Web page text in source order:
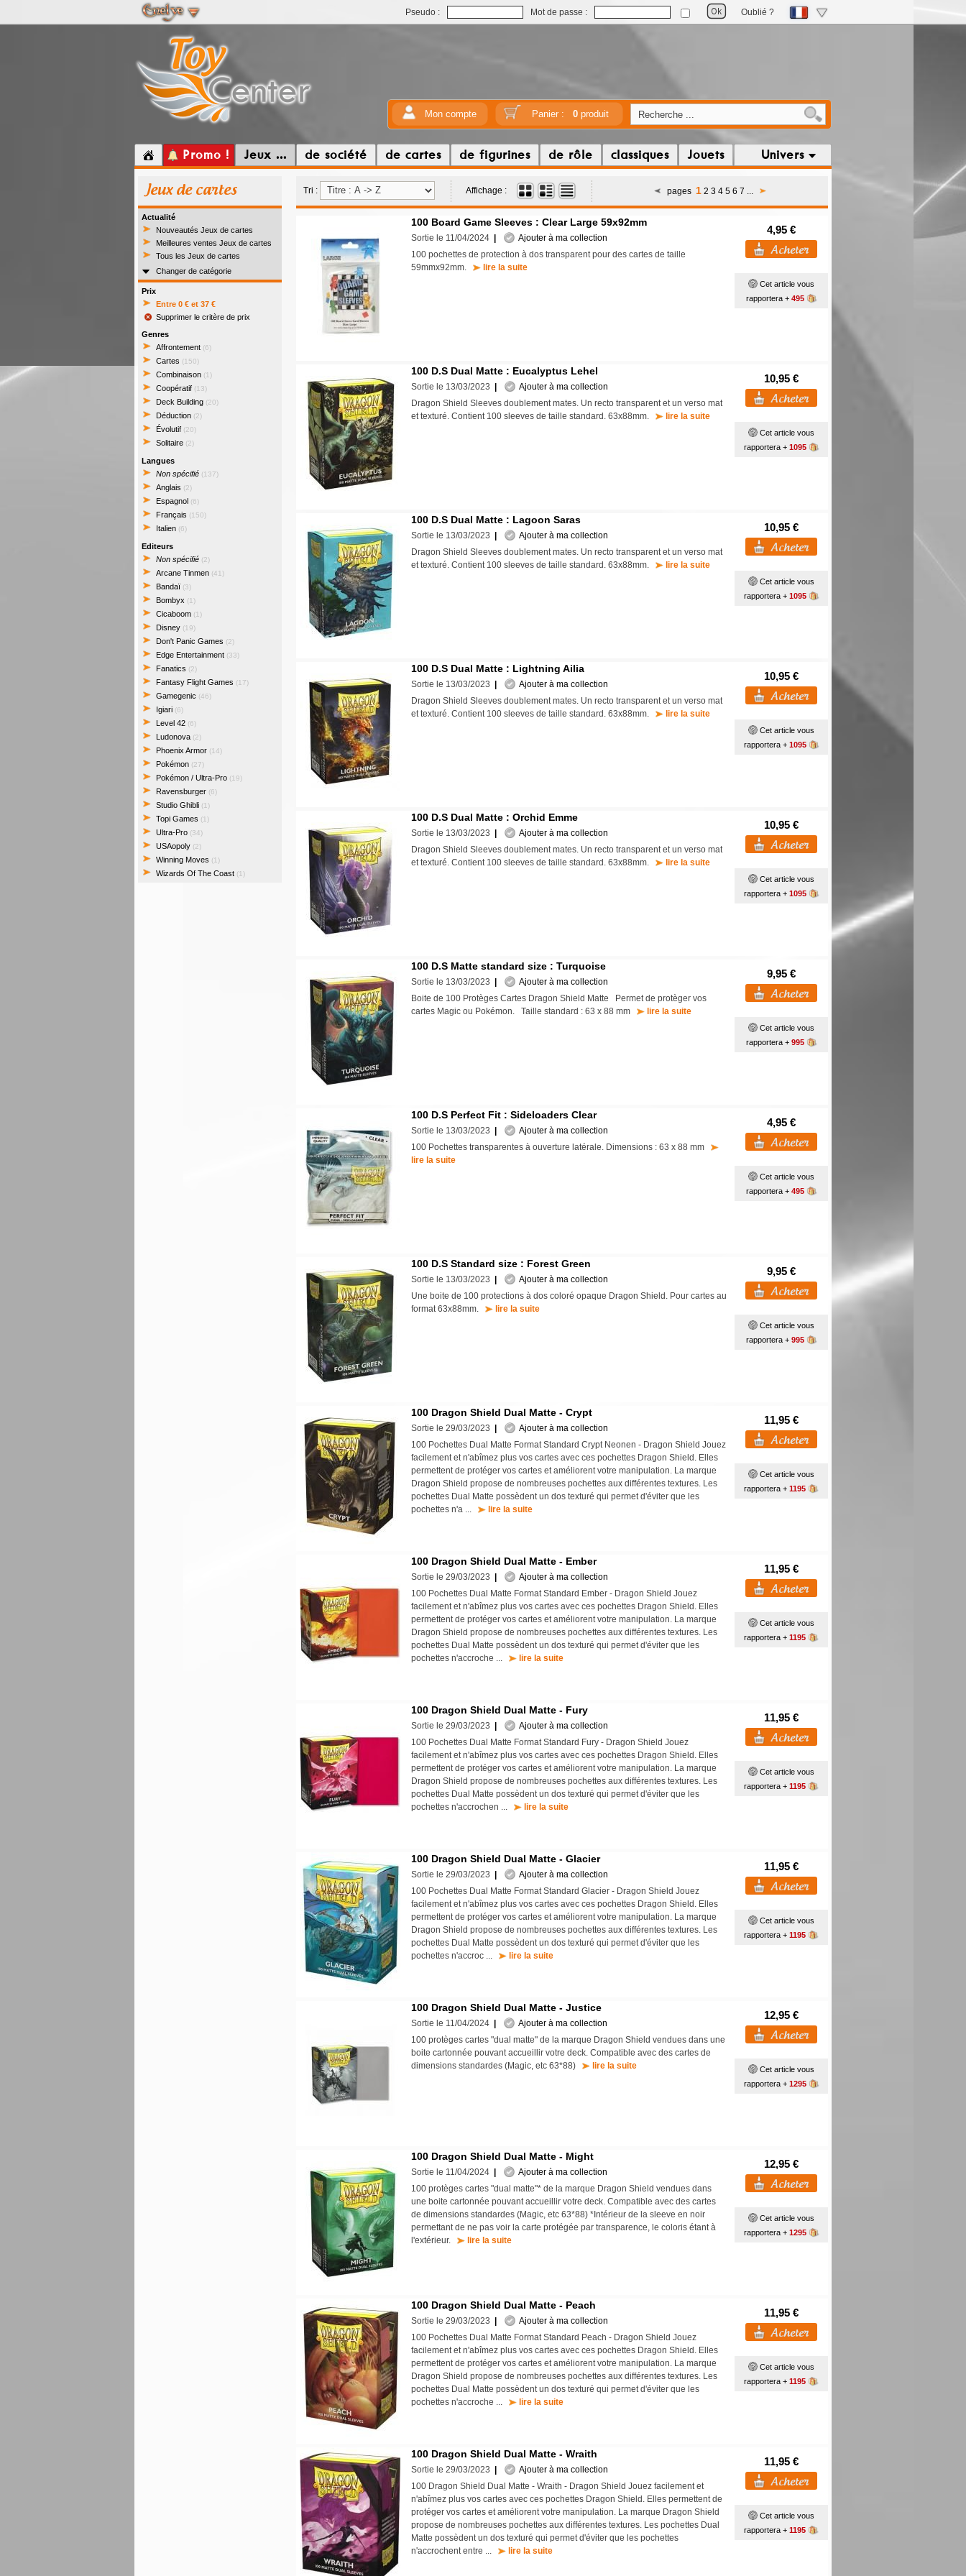
Pseudo : Mot de passe : Oublié ?
Mon compte Panier : 0produit
Promo ! Jeux ... de société de cartes de figurines de rôle classiques Jouets Univers
Jeux de cartes
Actualité
Nouveautés Jeux de cartes
Meilleures ventes Jeux de cartes
Tous les Jeux de cartes
Changer de catégorie
Prix
Entre 0 € et 37 €
Supprimer le critère de prix
Genres
Affrontement (6)
Cartes (150)
Combinaison (1)
Coopératif (13)
Deck Building (20)
Déduction (2)
Évolutif (20)
Solitaire (2)
Langues
Non spécifié (137)
Anglais (2)
Espagnol (6)
Français (150)
Italien (6)
Editeurs
Non spécifié (2)
Arcane Tinmen (41)
Bandaï (3)
Bombyx (1)
Cicaboom (1)
Disney (19)
Don't Panic Games (2)
Edge Entertainment (33)
Fanatics (2)
Fantasy Flight Games (17)
Gamegenic (46)
Igiari (6)
Level 42 (6)
Ludonova (2)
Phoenix Armor (14)
Pokémon (27)
Pokémon / Ultra-Pro (19)
Ravensburger (6)
Studio Ghibli (1)
Topi Games (1)
Ultra-Pro (34)
USAopoly (2)
Winning Moves (1)
Wizards Of The Coast (1)
Tri : Affichage : pages 1 2 3 4 5 6 7 ...
100 Board Game Sleeves : Clear Large 59x92mm
Sortie le 11/04/2024
Ajouter à ma collection
100 pochettes de protection à dos transparent pour des cartes de taille
59mmx92mm.
lire la suite
4,95 €
Cet article vous
rapportera + 495
100 D.S Dual Matte : Eucalyptus Lehel
Sortie le 13/03/2023
Ajouter à ma collection
Dragon Shield Sleeves doublement mates. Un recto transparent et un verso mat
et texturé. Contient 100 sleeves de taille standard. 63x88mm.
lire la suite
10,95 €
Cet article vous
rapportera + 1095
100 D.S Dual Matte : Lagoon Saras
Sortie le 13/03/2023
Ajouter à ma collection
Dragon Shield Sleeves doublement mates. Un recto transparent et un verso mat
et texturé. Contient 100 sleeves de taille standard. 63x88mm.
lire la suite
10,95 €
Cet article vous
rapportera + 1095
100 D.S Dual Matte : Lightning Ailia
Sortie le 13/03/2023
Ajouter à ma collection
Dragon Shield Sleeves doublement mates. Un recto transparent et un verso mat
et texturé. Contient 100 sleeves de taille standard. 63x88mm.
lire la suite
10,95 €
Cet article vous
rapportera + 1095
100 D.S Dual Matte : Orchid Emme
Sortie le 13/03/2023
Ajouter à ma collection
Dragon Shield Sleeves doublement mates. Un recto transparent et un verso mat
et texturé. Contient 100 sleeves de taille standard. 63x88mm.
lire la suite
10,95 €
Cet article vous
rapportera + 1095
100 D.S Matte standard size : Turquoise
Sortie le 13/03/2023
Ajouter à ma collection
Boite de 100 Protèges Cartes Dragon Shield Matte Permet de protèger vos
cartes Magic ou Pokémon. Taille standard : 63 x 88 mm
lire la suite
9,95 €
Cet article vous
rapportera + 995
100 D.S Perfect Fit : Sideloaders Clear
Sortie le 13/03/2023
Ajouter à ma collection
100 Pochettes transparentes à ouverture latérale. Dimensions : 63 x 88 mm
lire la suite
4,95 €
Cet article vous
rapportera + 495
100 D.S Standard size : Forest Green
Sortie le 13/03/2023
Ajouter à ma collection
Une boite de 100 protections à dos coloré opaque Dragon Shield. Pour cartes au
format 63x88mm.
lire la suite
9,95 €
Cet article vous
rapportera + 995
100 Dragon Shield Dual Matte - Crypt
Sortie le 29/03/2023
Ajouter à ma collection
100 Pochettes Dual Matte Format Standard Crypt Neonen - Dragon Shield Jouez
facilement et n'abîmez plus vos cartes avec ces pochettes Dragon Shield. Elles
permettent de protéger vos cartes et améliorent votre manipulation. La marque
Dragon Shield propose de nombreuses pochettes aux différentes textures. Les
pochettes Dual Matte possèdent un dos texturé qui permet d'éviter que les
pochettes n'a ...
lire la suite
11,95 €
Cet article vous
rapportera + 1195
100 Dragon Shield Dual Matte - Ember
Sortie le 29/03/2023
Ajouter à ma collection
100 Pochettes Dual Matte Format Standard Ember - Dragon Shield Jouez
facilement et n'abîmez plus vos cartes avec ces pochettes Dragon Shield. Elles
permettent de protéger vos cartes et améliorent votre manipulation. La marque
Dragon Shield propose de nombreuses pochettes aux différentes textures. Les
pochettes Dual Matte possèdent un dos texturé qui permet d'éviter que les
pochettes n'accroche ...
lire la suite
11,95 €
Cet article vous
rapportera + 1195
100 Dragon Shield Dual Matte - Fury
Sortie le 29/03/2023
Ajouter à ma collection
100 Pochettes Dual Matte Format Standard Fury - Dragon Shield Jouez
facilement et n'abîmez plus vos cartes avec ces pochettes Dragon Shield. Elles
permettent de protéger vos cartes et améliorent votre manipulation. La marque
Dragon Shield propose de nombreuses pochettes aux différentes textures. Les
pochettes Dual Matte possèdent un dos texturé qui permet d'éviter que les
pochettes n'accrochen ...
lire la suite
11,95 €
Cet article vous
rapportera + 1195
100 Dragon Shield Dual Matte - Glacier
Sortie le 29/03/2023
Ajouter à ma collection
100 Pochettes Dual Matte Format Standard Glacier - Dragon Shield Jouez
facilement et n'abîmez plus vos cartes avec ces pochettes Dragon Shield. Elles
permettent de protéger vos cartes et améliorent votre manipulation. La marque
Dragon Shield propose de nombreuses pochettes aux différentes textures. Les
pochettes Dual Matte possèdent un dos texturé qui permet d'éviter que les
pochettes n'accroc ...
lire la suite
11,95 €
Cet article vous
rapportera + 1195
100 Dragon Shield Dual Matte - Justice
Sortie le 11/04/2024
Ajouter à ma collection
100 protèges cartes "dual matte" de la marque Dragon Shield vendues dans une
boite cartonnée pouvant accueillir votre deck. Compatible avec des cartes de
dimensions standardes (Magic, etc 63*88)
lire la suite
12,95 €
Cet article vous
rapportera + 1295
100 Dragon Shield Dual Matte - Might
Sortie le 11/04/2024
Ajouter à ma collection
100 protèges cartes "dual matte"* de la marque Dragon Shield vendues dans
une boite cartonnée pouvant accueillir votre deck. Compatible avec des cartes
de dimensions standardes (Magic, etc 63*88) *Intérieur de la sleeve en noir
permettant de ne pas voir la carte protégée par transparence, le coloris étant à
l'extérieur.
lire la suite
12,95 €
Cet article vous
rapportera + 1295
100 Dragon Shield Dual Matte - Peach
Sortie le 29/03/2023
Ajouter à ma collection
100 Pochettes Dual Matte Format Standard Peach - Dragon Shield Jouez
facilement et n'abîmez plus vos cartes avec ces pochettes Dragon Shield. Elles
permettent de protéger vos cartes et améliorent votre manipulation. La marque
Dragon Shield propose de nombreuses pochettes aux différentes textures. Les
pochettes Dual Matte possèdent un dos texturé qui permet d'éviter que les
pochettes n'accroche ...
lire la suite
11,95 €
Cet article vous
rapportera + 1195
100 Dragon Shield Dual Matte - Wraith
Sortie le 29/03/2023
Ajouter à ma collection
100 Dragon Shield Dual Matte - Wraith - Dragon Shield Jouez facilement et
n'abîmez plus vos cartes avec ces pochettes Dragon Shield. Elles permettent de
protéger vos cartes et améliorent votre manipulation. La marque Dragon Shield
propose de nombreuses pochettes aux différentes textures. Les pochettes Dual
Matte possèdent un dos texturé qui permet d'éviter que les pochettes
n'accrochent entre ...
lire la suite
11,95 €
Cet article vous
rapportera + 1195